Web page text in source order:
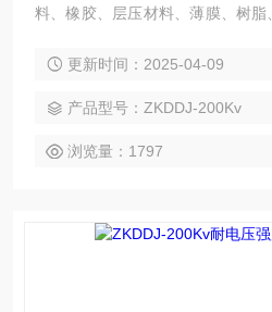
料、橡胶、层压材料、薄膜、树脂
耐电压的测试。
更新时间：2025-04-09
产品型号：ZKDDJ-200Kv
浏览量：1797